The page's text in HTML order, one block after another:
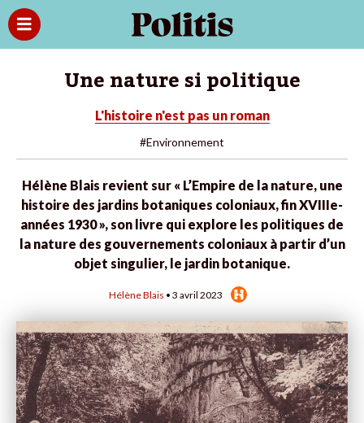
Une nature si politique
L'histoire n'est pas un roman
#Environnement
Hélène Blais revient sur « L’Empire de la nature, une
histoire des jardins botaniques coloniaux, fin XVIIIe-
années 1930 », son livre qui explore les politiques de
la nature des gouvernements coloniaux à partir d’un
objet singulier, le jardin botanique.
Hélène Blais • 3 avril 2023